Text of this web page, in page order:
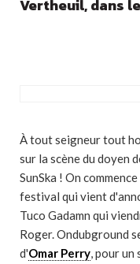
Vertheuil, dans
À tout seigneur tout
sur la scène du doyen
SunSka ! On
festival qui vient
Tuco Gadamn qui
Roger. Ondubground
d'Omar Perry, pour